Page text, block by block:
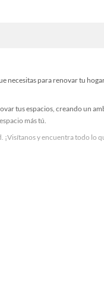
necesitas para renovar tu
tus espacios, creando un
más tú.
y encuentra todo lo
y descubre todo lo que